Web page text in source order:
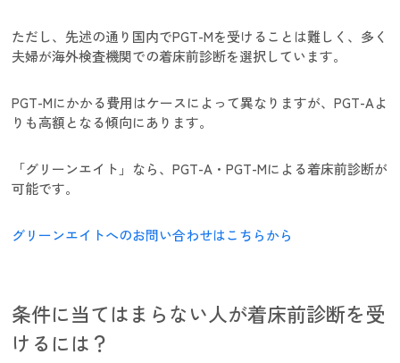
ただし、先述の通り国内でPGT-Mを受けることは難しく、多く
夫婦が海外検査機関での着床前診断を選択しています。
PGT-Mにかかる費用はケースによって異なりますが、PGT-Aよ
りも高額となる傾向にあります。
「グリーンエイト」なら、PGT-A・PGT-Mによる着床前診断が
可能です。
グリーンエイトへのお問い合わせはこちらから
条件に当てはまらない人が着床前診断を受
けるには？